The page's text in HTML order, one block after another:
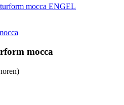
ENGEL
mocca